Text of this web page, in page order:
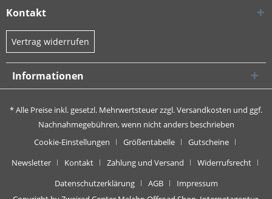
Kontakt
Vertrag widerrufen
Informationen
* Alle Preise inkl. gesetzl. Mehrwertsteuer zzgl.Versandkosten und ggf.
Nachnahmegebühren, wenn nicht anders beschrieben
Cookie-Einstellungen
Größentabelle
Gutscheine
Newsletter
Kontakt Zahlung und Versand
Widerrufsrecht
Datenschutzerklärung
AGB
Impressum